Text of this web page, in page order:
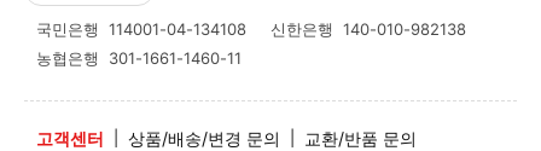
국민은행 114001-04-134108 신한은행 140-010-982138
농협은행 301-1661-1460-11
고객센터 상품/배송/변경 문의 교환/반품 문의